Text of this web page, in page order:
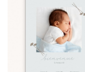
Je créé mon